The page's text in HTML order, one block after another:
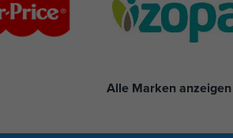
Alle Marken anzeigen